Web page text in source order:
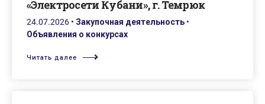
«Электросети Кубани», г. Темрюк
24.07.2026 • Закупочная деятельность •
Объявления о конкурсах
Читать далее